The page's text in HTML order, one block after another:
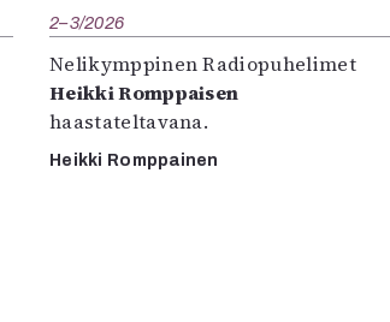
2–3/2026
Nelikymppinen Radiopuhelimet
Heikki Romppaisen
haastateltavana.
Heikki Romppainen